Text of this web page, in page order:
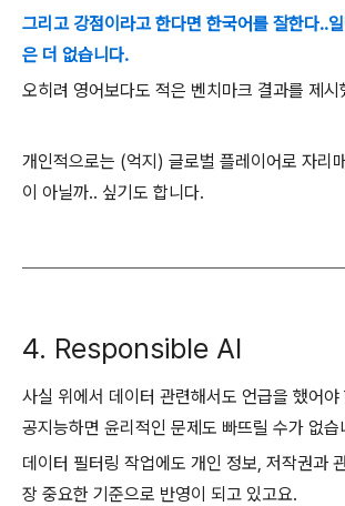
그리고 강점이라고 한다면 한국어를 잘한다..
은 더 없습니다.
오히려 영어보다도 적은 벤치마크 결과를 제시
개인적으로는 (억지) 글로벌 플레이어로 자리
이 아닐까.. 싶기도 합니다.
4. Responsible AI
사실 위에서 데이터 관련해서도 언급을 했어야
공지능하면 윤리적인 문제도 빠뜨릴 수가 없습
데이터 필터링 작업에도 개인 정보, 저작권과
장 중요한 기준으로 반영이 되고 있고요.